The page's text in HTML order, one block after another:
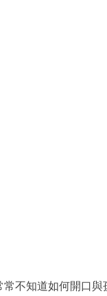
不知道如何開口